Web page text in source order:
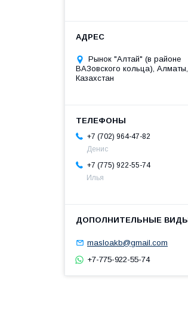
Рынок "Алтай" (в районе
ВАЗовского кольца), Алматы,
Казахстан
+7 (702) 964-47-82
Денис
+7 (775) 922-55-74
Илья
masloakb@gmail.com
+7-775-922-55-74